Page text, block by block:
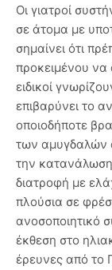
Οι γιατροί
σε άτομα με
σημαίνει ότι
προκειμένου να
ειδικοί
επιβαρύνει το
οποιοδήποτε
των αμυγδαλών
την κατανάλωση
διατροφή με
πλούσια σε
ανοσοποιητικό
έκθεση στο
έρευνες από το